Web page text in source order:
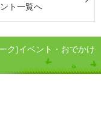
ト一覧へ
ク)イベント・おでかけ